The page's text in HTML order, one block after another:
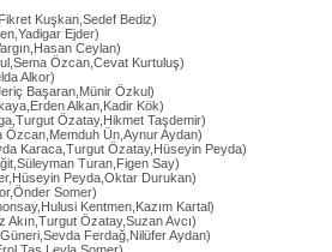
Kuşkan,Sedef Bediz)
Ejder)
Ceylan)
Özcan,Cevat Kurtuluş)
Alkor)
Başaran,Münir Özkul)
Alkan,Kadir Kök)
Özatay,Hikmet Taşdemir)
Özcan,Memduh Ün,Aynur Aydan)
Karaca,Turgut Özatay,Hüseyin Peyda)
Turan,Figen Say)
Peyda,Oktar Durukan)
Somer)
Kentmen,Kazım Kartal)
Akın,Turgut Özatay,Suzan Avcı)
Güneri,Sevda Ferdağ,Nilüfer Aydan)